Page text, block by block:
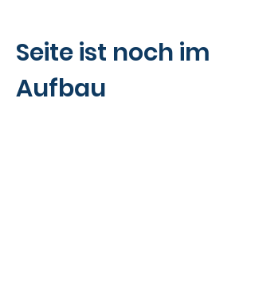
Seite ist noch im
Aufbau